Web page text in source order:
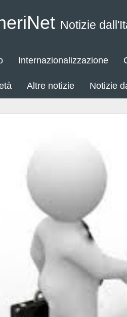
Notizie
Internazionalizzazione
Altre notizie Notizie